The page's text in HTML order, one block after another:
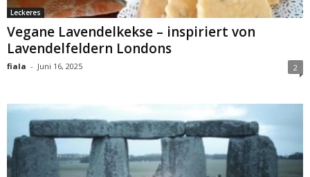
Leckeres
Vegane Lavendelkekse – inspiriert von
Lavendelfeldern Londons
fiala - Juni 16, 2025 2